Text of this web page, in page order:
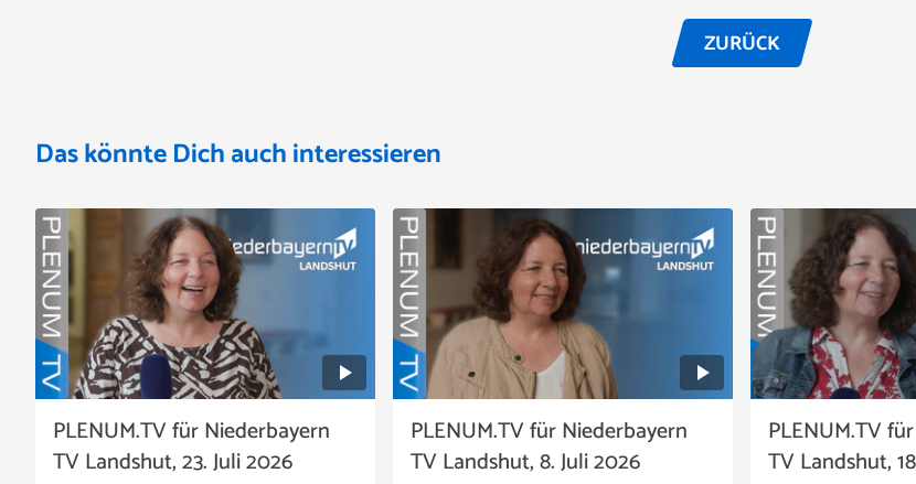
ZURÜCK
Das könnte Dich auch interessieren
PLENUM.TV für Niederbayern
TV Landshut, 23. Juli 2026
PLENUM.TV für Niederbayern
TV Landshut, 8. Juli 2026
PLENUM.TV
TV Landshut,